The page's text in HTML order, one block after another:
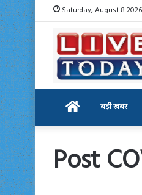
Saturday, August 8 2026
Home बड़ी खबर
Post